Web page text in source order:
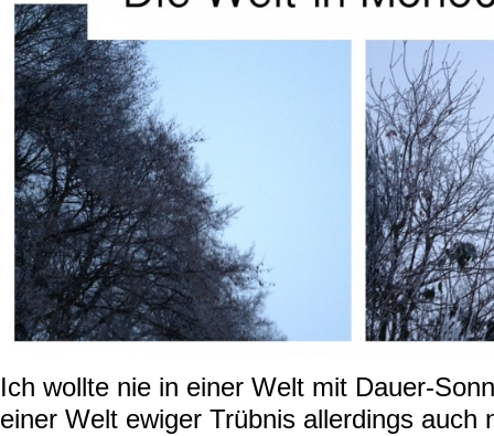
Ich wollte nie in einer Welt mit Dauer-
einer Welt ewiger Trübnis allerdings auch